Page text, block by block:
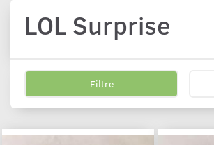
LOL Surprise
Filtre